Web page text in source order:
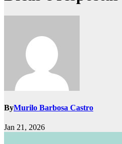
ByMurilo Barbosa Castro
Jan 21, 2026